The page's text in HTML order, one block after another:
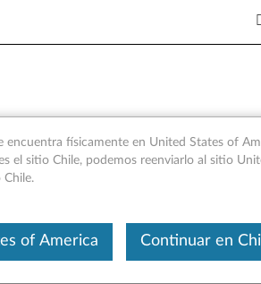
encuentra físicamente en United States of
el sitio Chile, podemos reenviarlo al sitio
of America Continuar en